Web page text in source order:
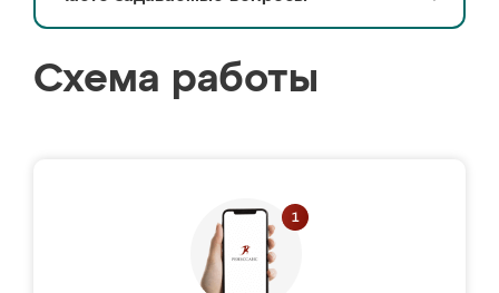
Схема работы